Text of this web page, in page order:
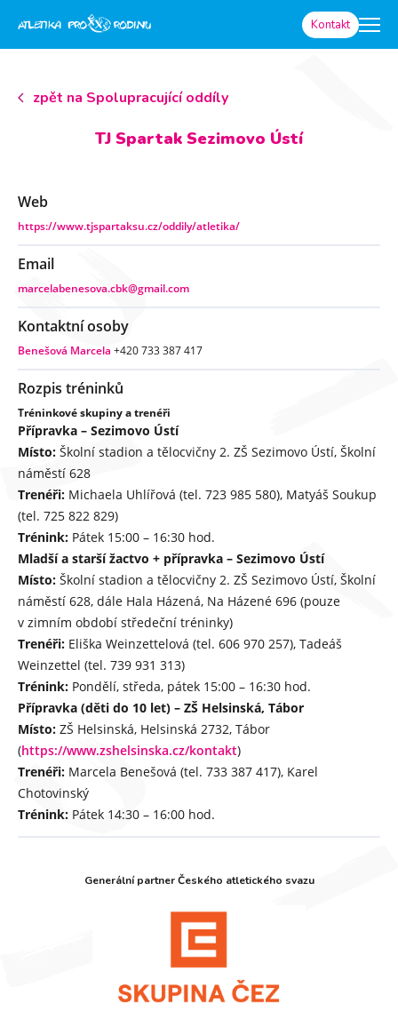
Kontakt
zpět na Spolupracující oddíly
TJ Spartak Sezimovo Ústí
Web
https://www.tjspartaksu.cz/oddily/atletika/
Email
marcelabenesova.cbk@gmail.com
Kontaktní osoby
Benešová Marcela +420 733 387 417
Rozpis tréninků
Tréninkové skupiny a trenéři
Přípravka – Sezimovo Ústí
Místo: Školní stadion a tělocvičny 2. ZŠ Sezimovo Ústí, Školní
náměstí 628
Trenéři: Michaela Uhlířová (tel. 723 985 580), Matyáš Soukup
(tel. 725 822 829)
Trénink: Pátek 15:00 – 16:30 hod.
Mladší a starší žactvo + přípravka – Sezimovo Ústí
Místo: Školní stadion a tělocvičny 2. ZŠ Sezimovo Ústí, Školní
náměstí 628, dále Hala Házená, Na Házené 696 (pouze
v zimním období středeční tréninky)
Trenéři: Eliška Weinzettelová (tel. 606 970 257), Tadeáš
Weinzettel (tel. 739 931 313)
Trénink: Pondělí, středa, pátek 15:00 – 16:30 hod.
Přípravka (děti do 10 let) – ZŠ Helsinská, Tábor
Místo: ZŠ Helsinská, Helsinská 2732, Tábor
(https://www.zshelsinska.cz/kontakt)
Trenéři: Marcela Benešová (tel. 733 387 417), Karel
Chotovinský
Trénink: Pátek 14:30 – 16:00 hod.
Generální partner Českého atletického svazu